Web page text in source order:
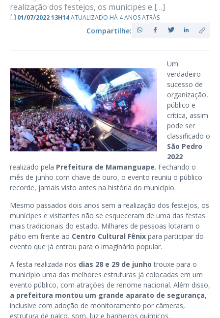
realização dos festejos, os munícipes e […]
01/07/2022 13H14ATUALIZADO HÁ 4 ANOS ATRÁS
Compartilhe:
Um
verdadeiro
sucesso de
organização,
público e
crítica, assim
pode ser
classificado o
São Pedro
2022
realizado pela Prefeitura de Mamanguape. Fechando o
mês de junho com chave de ouro, o evento reuniu o público
recorde, jamais visto antes na história do município.
Mesmo passados dois anos sem a realização dos festejos, os
munícipes e visitantes não se esqueceram de uma das festas
mais tradicionais do estado. Milhares de pessoas lotaram o
pátio em frente ao Centro Cultural Fênix para participar do
evento que já entrou para o imaginário popular.
A festa realizada nos dias 28 e 29 de junho trouxe para o
município uma das melhores estruturas já colocadas em um
evento público, com atrações de renome nacional. Além disso,
a prefeitura montou um grande aparato de segurança,
inclusive com adoção de monitoramento por câmeras,
estrutura de palco, som, luz e banheiros químicos.